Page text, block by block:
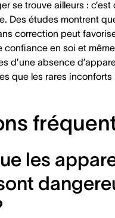
se trouve ailleurs :
Des études montrent
correction peut
confiance en soi et
d’une absence
que les rares inconforts
les